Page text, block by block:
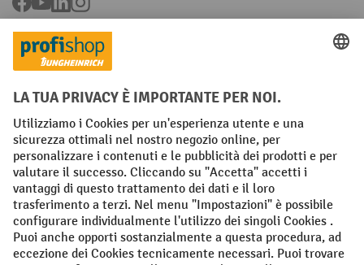
Condizioni Generali di Vendita
Dichiarazione di protezione dei dati Impronta
Impostazioni sulla privacy
All prices excl. VAT plusshipping costsand possible delivery charges,
if not stated otherwise.
¹ Lo sconto è valido fino a esaurimento scorte. Lo sconto non si applica
ai prezzi speciali. Non è possibile la combinazione con altri sconti o